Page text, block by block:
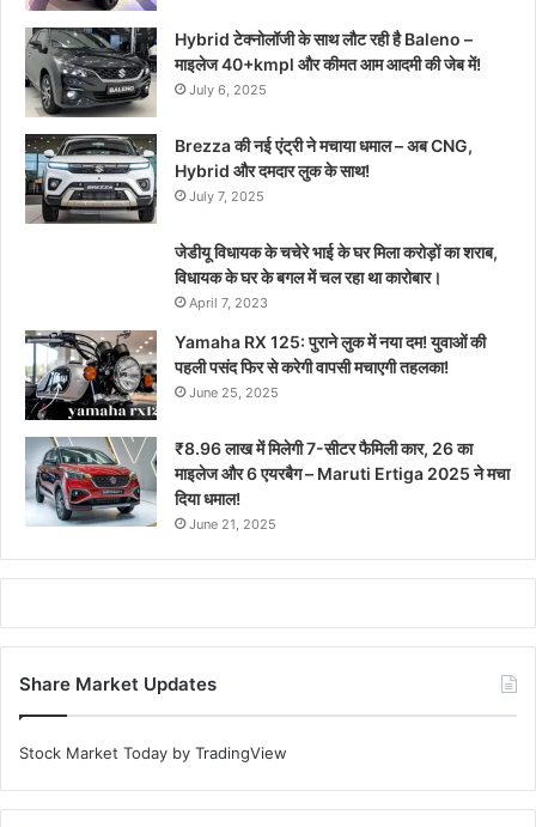
Hybrid टेक्नोलॉजी के साथ लौट रही है Baleno –
माइलेज 40+kmpl और कीमत आम आदमी की जेब में!
July 6, 2025
Brezza की नई एंट्री ने मचाया धमाल – अब CNG,
Hybrid और दमदार लुक के साथ!
July 7, 2025
जेडीयू विधायक के चचेरे भाई के घर मिला करोड़ों का शराब,
विधायक के घर के बगल में चल रहा था कारोबार।
April 7, 2023
Yamaha RX 125: पुराने लुक में नया दम! युवाओं की
पहली पसंद फिर से करेगी वापसी मचाएगी तहलका!
June 25, 2025
₹8.96 लाख में मिलेगी 7-सीटर फैमिली कार, 26 का
माइलेज और 6 एयरबैग – Maruti Ertiga 2025 ने मचा
दिया धमाल!
June 21, 2025
Share Market Updates
Stock Market Today by TradingView